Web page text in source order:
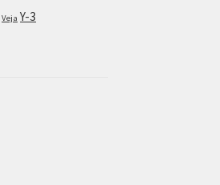
Veja Y-3